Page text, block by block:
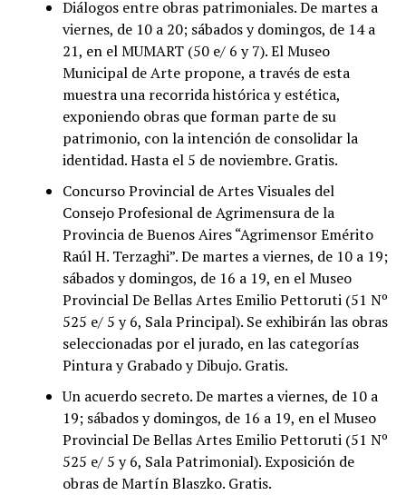
Diálogos entre obras patrimoniales. De martes a
viernes, de 10 a 20; sábados y domingos, de 14 a
21, en el MUMART (50 e/ 6 y 7). El Museo
Municipal de Arte propone, a través de esta
muestra una recorrida histórica y estética,
exponiendo obras que forman parte de su
patrimonio, con la intención de consolidar la
identidad. Hasta el 5 de noviembre. Gratis.
Concurso Provincial de Artes Visuales del
Consejo Profesional de Agrimensura de la
Provincia de Buenos Aires “Agrimensor Emérito
Raúl H. Terzaghi”. De martes a viernes, de 10 a 19;
sábados y domingos, de 16 a 19, en el Museo
Provincial De Bellas Artes Emilio Pettoruti (51 Nº
525 e/ 5 y 6, Sala Principal). Se exhibirán las obras
seleccionadas por el jurado, en las categorías
Pintura y Grabado y Dibujo. Gratis.
Un acuerdo secreto. De martes a viernes, de 10 a
19; sábados y domingos, de 16 a 19, en el Museo
Provincial De Bellas Artes Emilio Pettoruti (51 Nº
525 e/ 5 y 6, Sala Patrimonial). Exposición de
obras de Martín Blaszko. Gratis.